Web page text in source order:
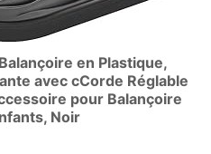
en Plastique,
avec cCorde Réglable
pour Balançoire
Noir